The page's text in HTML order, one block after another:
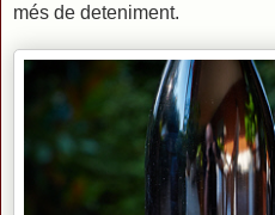
més de deteniment.